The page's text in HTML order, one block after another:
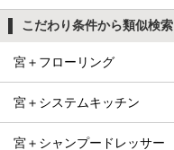
こだわり条件から類似検索
宮＋フローリング
宮＋システムキッチン
宮＋シャンプードレッサー